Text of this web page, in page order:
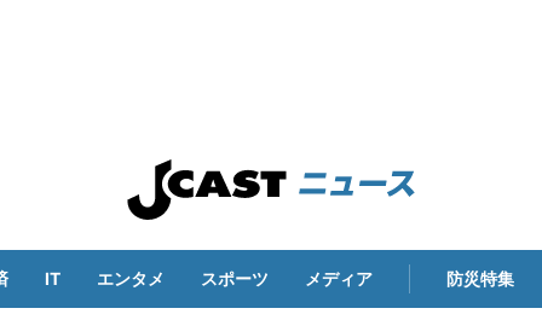
IT エンタメ スポーツ メディア 防災特集